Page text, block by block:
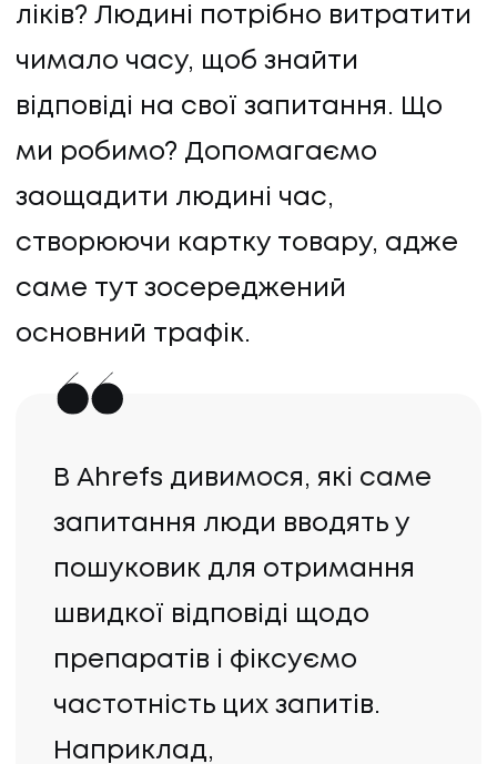
ліків? Людині потрібно витратити
чимало часу, щоб знайти
відповіді на свої запитання. Що
ми робимо? Допомагаємо
заощадити людині час,
створюючи картку товару, адже
саме тут зосереджений
основний трафік.
В Ahrefs дивимося, які саме
запитання люди вводять у
пошуковик для отримання
швидкої відповіді щодо
препаратів і фіксуємо
частотність цих запитів.
Наприклад,
НАПИСАТИ НАМ
UA EN
UA EN